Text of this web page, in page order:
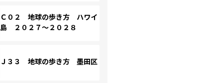
Ｃ０２ 地球の歩き方 ハワイ
島 ２０２７～２０２８
Ｊ３３ 地球の歩き方 墨田区